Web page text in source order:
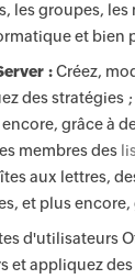
les groupes,
et bien
:Créez,
des
grâce à
membres des
aux lettres,
et plus
d'utilisateurs
et appliquez